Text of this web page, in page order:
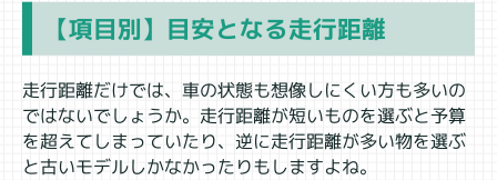
【項目別】目安となる走行距離
走行距離だけでは、車の状態も想像しにくい方も多いの
ではないでしょうか。走行距離が短いものを選ぶと予算
を超えてしまっていたり、逆に走行距離が多い物を選ぶ
と古いモデルしかなかったりもしますよね。